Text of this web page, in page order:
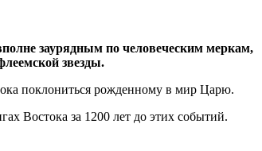
заурядным по человеческим меркам,
звезды.
поклониться рожденному в мир Царю.
Востока за 1200 лет до этих событий.